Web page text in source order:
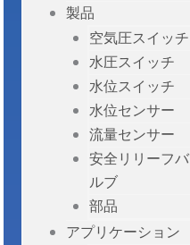
製品
空気圧スイッチ
水圧スイッチ
水位スイッチ
水位センサー
流量センサー
安全リリーフバ
ルブ
部品
アプリケーション